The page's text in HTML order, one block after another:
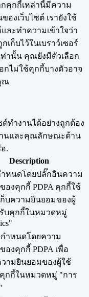
กคุกกี้เหล่านี้มีความ
งเว็บไซต์ เรายังใช้
ละทำความเข้าใจว่า
ก็บไว้ในเบราว์เซอร์
านั้น คุณยังมีตัวเลือก
กไม่ใช้คุกกี้บางตัวอาจ
ณ
ต์ทำงานได้อย่างถูกต้อง
านและคุณลักษณะด้าน
.
Description
หนดโดยปลั๊กอินความ
องคุกกี้ PDPA คุกกี้ใช้
ก็บความยินยอมของผู้
บคุกกี้ในหมวดหมู่
ำหนดโดยความ
องคุกกี้ PDPA เพื่อ
ามยินยอมของผู้ใช้
กกี้ในหมวดหมู่ "การ